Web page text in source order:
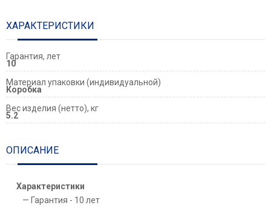
ХАРАКТЕРИСТИКИ
Гарантия, лет
10
Материал упаковки (индивидуальной)
Коробка
Вес изделия (нетто), кг
5.2
ОПИСАНИЕ
Характеристики
Гарантия - 10 лет